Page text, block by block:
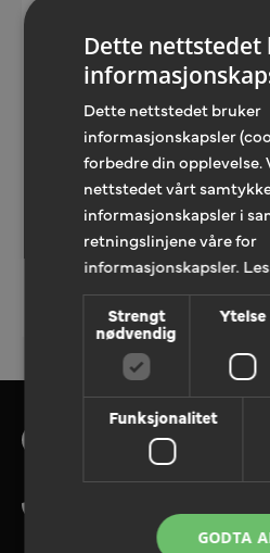
Skriv din kommentar *
LEGG TIL
Dette nettstedet
Dette nettstedet bruker
informasjonskapsler
forbedre din opplevelse.
nettstedet vårt
informasjonskapsler i
retningslinjene våre for
informasjonskapsler.
Strengt
nødvendig
Ytelse
Funksjonalitet
GODTA